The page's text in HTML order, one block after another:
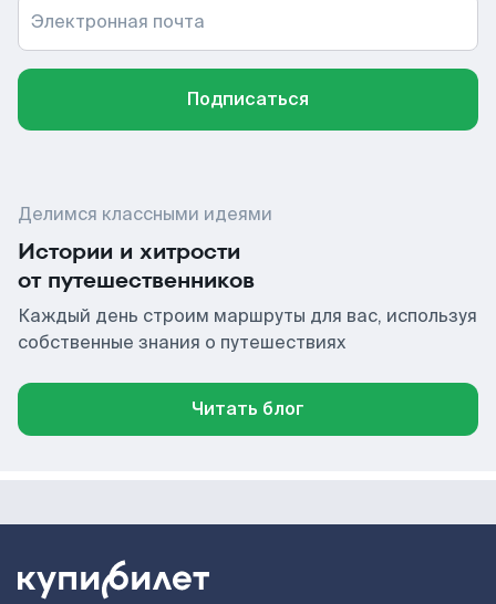
Электронная почта
Подписаться
Делимся классными идеями
Истории и хитрости
от путешественников
Каждый день строим маршруты для вас, используя
собственные знания о путешествиях
Читать блог